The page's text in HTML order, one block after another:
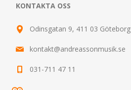
KONTAKTA OSS
Odinsgatan 9, 411 03 Göteborg
kontakt@andreassonmusik.se
031-711 47 11